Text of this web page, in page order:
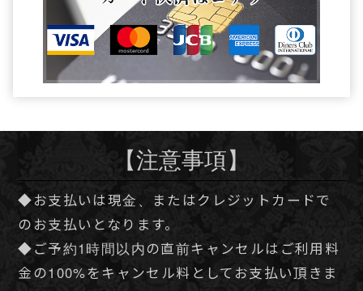
◆スタッフに対する暴言・恫喝・嫌がらせの行
◆セラピストへのスカウト行為、セクハラ、暴
力及び破壊行為、暴言、恫喝、猥褻な行為、性
的なサービスの交渉や強要、セラピストへのス
◆風俗的行為をお求めの方
◆暴力団及び反社会的勢力の関係者の方、全身
◆同業者の方
◆皮膚疾患及びウィルス性の感染症・病気をお
持ちの方
◆泥酔されている方